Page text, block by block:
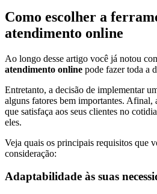
Como escolher a
atendimento online
Ao longo desse artigo você já notou
atendimento online pode fazer toda a
Entretanto, a decisão de implementar
alguns fatores bem importantes. Afinal,
que satisfaça aos seus clientes no
eles.
Veja quais os principais requisitos que
consideração:
Adaptabilidade às suas